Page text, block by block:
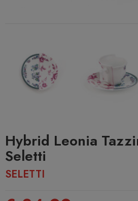
Hybrid Leonia
Seletti
SELETTI